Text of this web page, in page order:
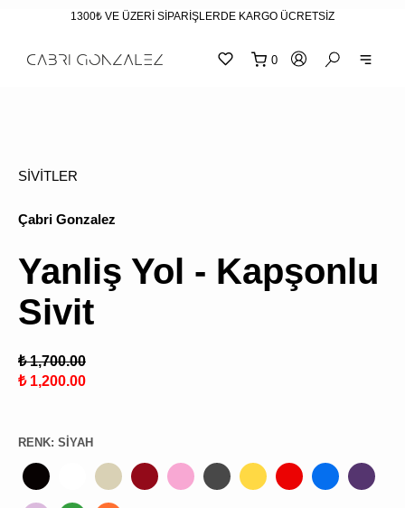
1300₺ VE ÜZERİ SİPARİŞLERDE KARGO ÜCRETSİZ
0
SİVİTLER
Çabri Gonzalez
Yanliş Yol - Kapşonlu
Sivit
₺ 1,700.00
₺ 1,200.00
RENK: SIYAH